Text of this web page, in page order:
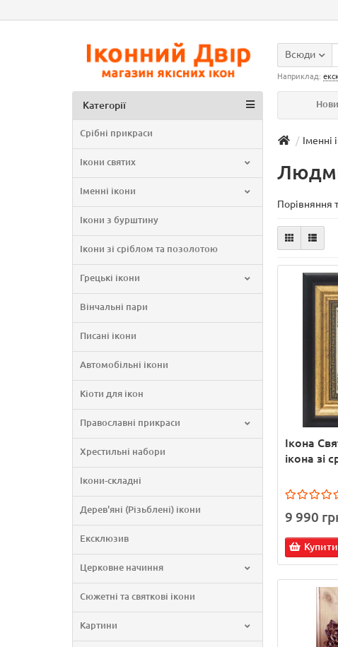
Всюди
Наприклад:
Категорії
Срібні прикраси
Ікони святих
Іменні ікони
Ікони з бурштину
Ікони зі сріблом та позолотою
Грецькі ікони
Вінчальні пари
Писані ікони
Автомобільні ікони
Кіоти для ікон
Православні прикраси
Хрестильні набори
Ікони-складні
Дерев'яні (Різьблені) ікони
Ексклюзив
Церковне начиння
Сюжетні та святкові ікони
Картини
Іменні
Порівняння
Ікона
ікона зі
9 990
Купити